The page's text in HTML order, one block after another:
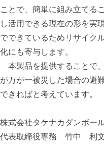
ことで、簡単に組み立てる
し活用できる現在の形を実
でできているためリサイク
化にも寄与します。
本製品を提供することで
が万が一被災した場合の避
できればと考えています。
株式会社タケナカダンボー
代表取締役専務 竹中 利